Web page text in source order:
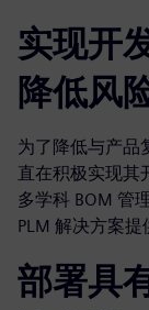
实现开
降低风
为了降低与产品
直在积极实现其
多学科 BOM 管
PLM 解决方案提
部署具